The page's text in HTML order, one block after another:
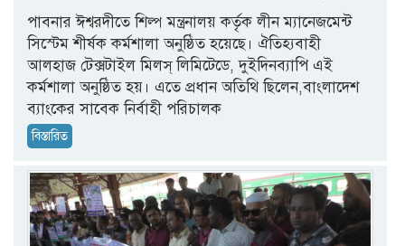
পাবনার ঈশ্বরদীতে শিল্প মন্ত্রনালয় কর্তৃক লীন ম্যানেজমেন্ট
সিস্টেম শীর্ষক কর্মশালা অনুষ্ঠিত হয়েছে। ঐতিহ্যবাহী
আলহাজ টেক্সটাইল মিলস্ লিমিটেডে, দুইদিনব্যাপি এই
কর্মশালা অনুষ্ঠিত হয়। এতে প্রধান অতিথি ছিলেন,বাংলাদেশ
ব্যাংকের সাবেক নির্বাহী পরিচালক
বিস্তারিত